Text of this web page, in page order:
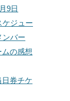
9日
ケジュー
ンバー
の感想
日券チケ